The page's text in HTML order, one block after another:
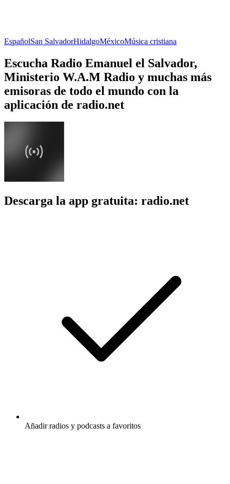
EspañolSan SalvadorHidalgoMéxicoMúsica cristiana
Escucha Radio Emanuel el Salvador,
Ministerio W.A.M Radio y muchas más
emisoras de todo el mundo con la
aplicación de radio.net
Descarga la app gratuita: radio.net
Añadir radios y podcasts a favoritos